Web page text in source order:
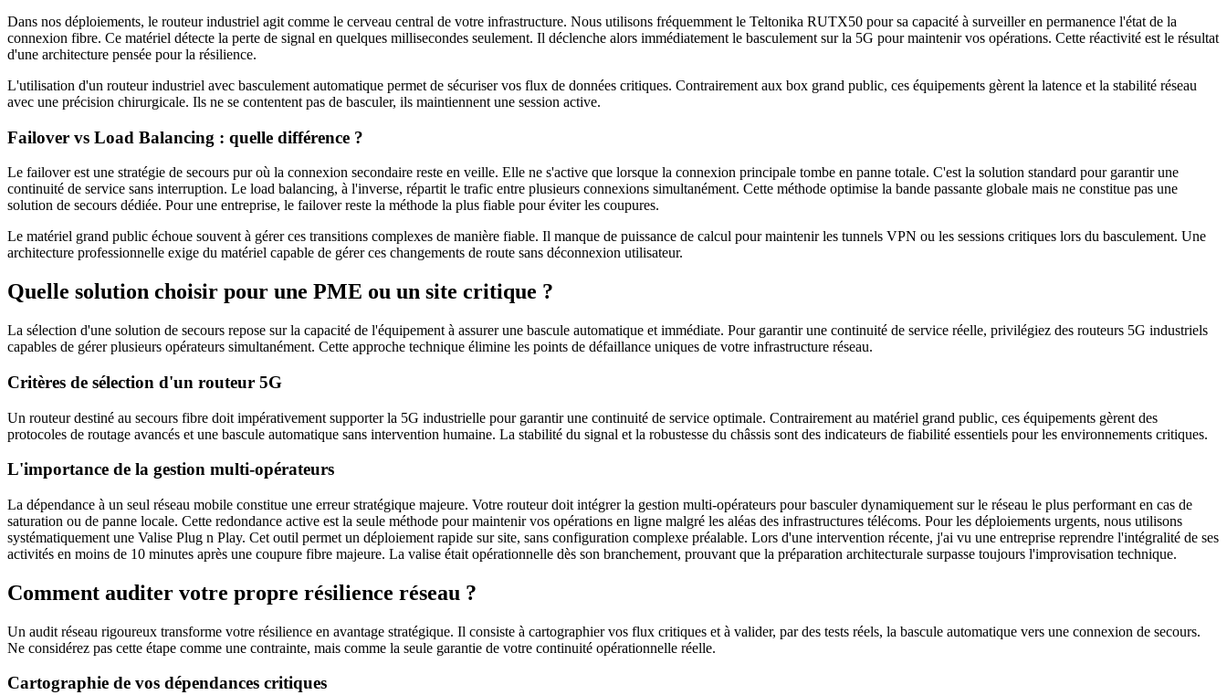
Dans nos déploiements, le routeur industriel agit comme le cerveau central de votre infrastructure. Nous utilisons fréquemment le Teltonika RUTX50 pour sa capacité à surveiller en permanence l'état de la
connexion fibre. Ce matériel détecte la perte de signal en quelques millisecondes seulement. Il déclenche alors immédiatement le basculement sur la 5G pour maintenir vos opérations. Cette réactivité est le résultat
d'une architecture pensée pour la résilience.
L'utilisation d'un routeur industriel avec basculement automatique permet de sécuriser vos flux de données critiques. Contrairement aux box grand public, ces équipements gèrent la latence et la stabilité réseau
avec une précision chirurgicale. Ils ne se contentent pas de basculer, ils maintiennent une session active.
Failover vs Load Balancing : quelle différence ?
Le failover est une stratégie de secours pur où la connexion secondaire reste en veille. Elle ne s'active que lorsque la connexion principale tombe en panne totale. C'est la solution standard pour garantir une
continuité de service sans interruption. Le load balancing, à l'inverse, répartit le trafic entre plusieurs connexions simultanément. Cette méthode optimise la bande passante globale mais ne constitue pas une
solution de secours dédiée. Pour une entreprise, le failover reste la méthode la plus fiable pour éviter les coupures.
Le matériel grand public échoue souvent à gérer ces transitions complexes de manière fiable. Il manque de puissance de calcul pour maintenir les tunnels VPN ou les sessions critiques lors du basculement. Une
architecture professionnelle exige du matériel capable de gérer ces changements de route sans déconnexion utilisateur.
Quelle solution choisir pour une PME ou un site critique ?
La sélection d'une solution de secours repose sur la capacité de l'équipement à assurer une bascule automatique et immédiate. Pour garantir une continuité de service réelle, privilégiez des routeurs 5G industriels
capables de gérer plusieurs opérateurs simultanément. Cette approche technique élimine les points de défaillance uniques de votre infrastructure réseau.
Critères de sélection d'un routeur 5G
Un routeur destiné au secours fibre doit impérativement supporter la 5G industrielle pour garantir une continuité de service optimale. Contrairement au matériel grand public, ces équipements gèrent des
protocoles de routage avancés et une bascule automatique sans intervention humaine. La stabilité du signal et la robustesse du châssis sont des indicateurs de fiabilité essentiels pour les environnements critiques.
L'importance de la gestion multi-opérateurs
La dépendance à un seul réseau mobile constitue une erreur stratégique majeure. Votre routeur doit intégrer la gestion multi-opérateurs pour basculer dynamiquement sur le réseau le plus performant en cas de
saturation ou de panne locale. Cette redondance active est la seule méthode pour maintenir vos opérations en ligne malgré les aléas des infrastructures télécoms. Pour les déploiements urgents, nous utilisons
systématiquement une Valise Plug n Play. Cet outil permet un déploiement rapide sur site, sans configuration complexe préalable. Lors d'une intervention récente, j'ai vu une entreprise reprendre l'intégralité de ses
activités en moins de 10 minutes après une coupure fibre majeure. La valise était opérationnelle dès son branchement, prouvant que la préparation architecturale surpasse toujours l'improvisation technique.
Comment auditer votre propre résilience réseau ?
Un audit réseau rigoureux transforme votre résilience en avantage stratégique. Il consiste à cartographier vos flux critiques et à valider, par des tests réels, la bascule automatique vers une connexion de secours.
Ne considérez pas cette étape comme une contrainte, mais comme la seule garantie de votre continuité opérationnelle réelle.
Cartographie de vos dépendances critiques